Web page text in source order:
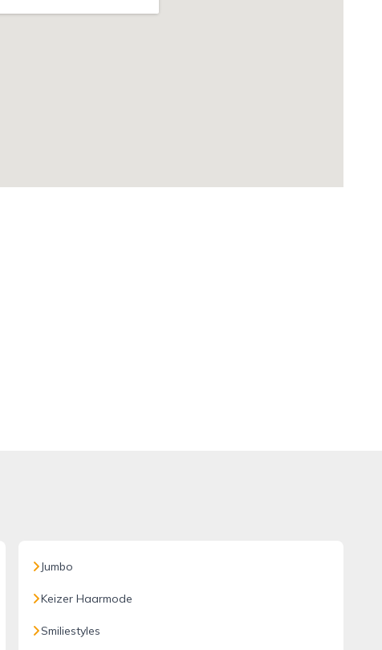
Jumbo
Keizer Haarmode
Smiliestyles